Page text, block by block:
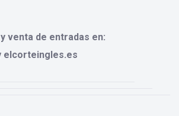
venta de entradas en:
elcorteingles.es